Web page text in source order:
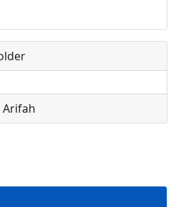
Arifah